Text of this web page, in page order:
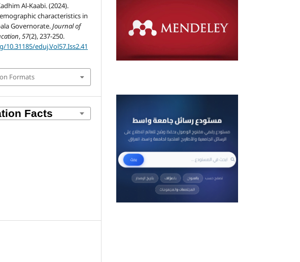
Al-Kaabi. (2024).
characteristics in
Governorate.Journal of
,57(2), 237-250.
eduj.Vol57.Iss2.41
Formats